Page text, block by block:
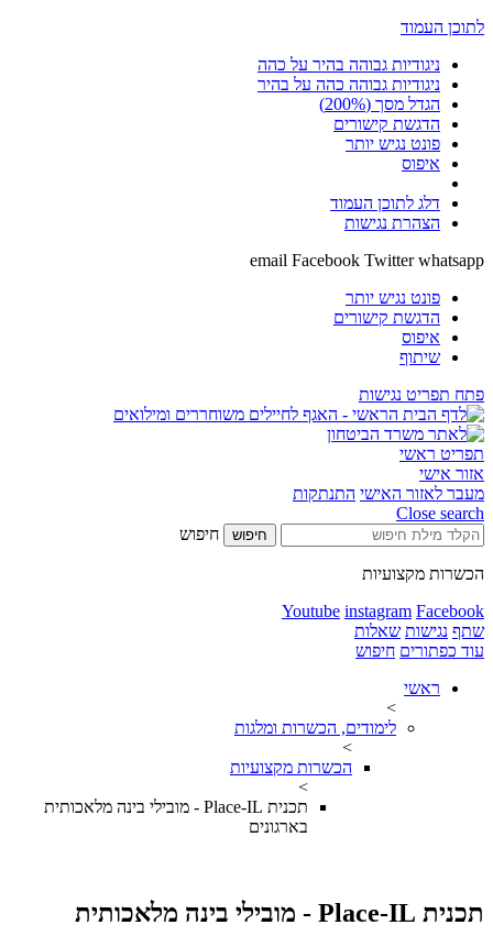
לתוכן העמוד
ניגודיות גבוהה בהיר על כהה
ניגודיות גבוהה כהה על בהיר
הגדל מסך (200%)
הדגשת קישורים
פונט נגיש יותר
איפוס
דלג לתוכן העמוד
הצהרת נגישות
email Facebook Twitter whatsapp
פונט נגיש יותר
הדגשת קישורים
איפוס
שיתוף
פתח תפריט נגישות
תפריט ראשי
אזור אישי
מעבר לאזור האישי התנתקות
Close search
חיפוש חיפוש
הכשרות מקצועיות
Youtube instagram Facebook
שתף נגישות שאלות
עוד כפתורים חיפוש
ראשי
>
לימודים, הכשרות ומלגות
>
הכשרות מקצועיות
>
תכנית Place-IL - מובילי בינה מלאכותית
בארגונים
תכנית Place-IL - מובילי בינה מלאכותית